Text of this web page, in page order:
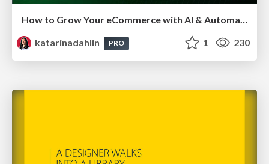
How to Grow Your eCommerce with AI & Automation
katarinadahlin
PRO 1 230